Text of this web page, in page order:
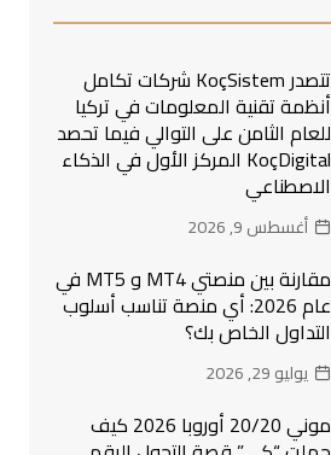
تتصدر KoçSistem شركات تكامل
أنظمة تقنية المعلومات في تركيا
للعام الثامن على التوالي فيما تحصد
KoçDigital المركز الأول في الذكاء
الاصطناعي
أغسطس 9, 2026
مقارنة بين منصتي MT4 و MT5 في
عام 2026: أي منصة تناسب أسلوب
التداول الخاص بك؟
يوليو 29, 2026
موني 20/20 أوروبا 2026 كيف